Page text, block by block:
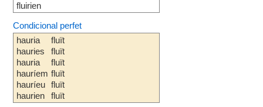
fluirien
Condicional perfet
hauria
hauries
hauria
hauríem
hauríeu
haurien
fluït
fluït
fluït
fluït
fluït
fluït